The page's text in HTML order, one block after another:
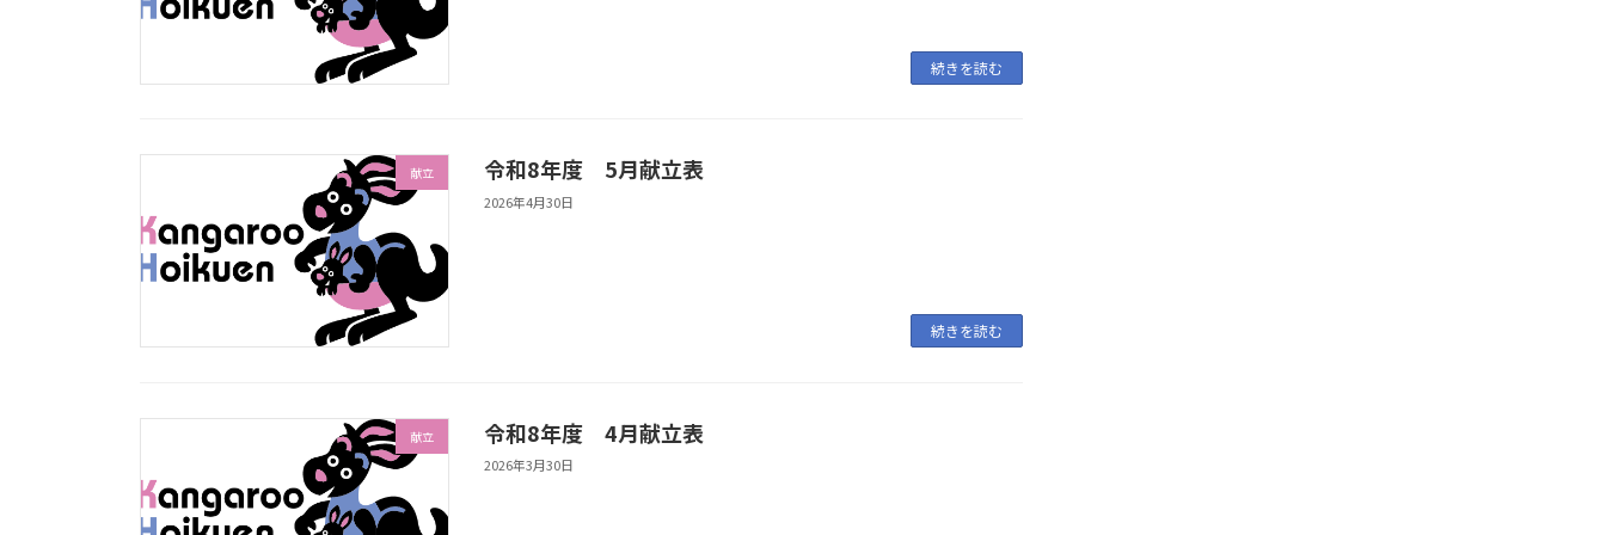
続きを読む
献立 令和8年度 5月献立表
2026年4月30日
続きを読む
献立 令和8年度 4月献立表
2026年3月30日